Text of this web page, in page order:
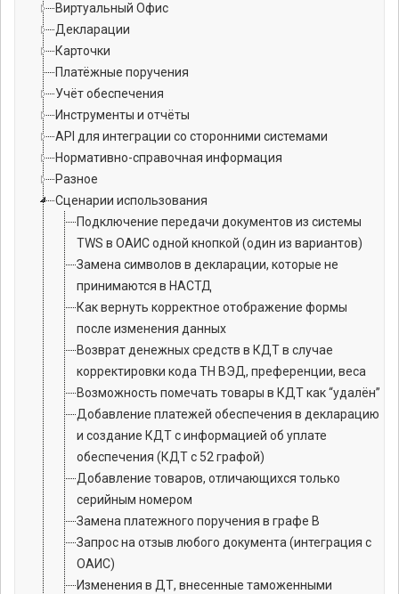
Виртуальный Офис
Декларации
Карточки
Платёжные поручения
Учёт обеспечения
Инструменты и отчёты
API для интеграции со сторонними системами
Нормативно-справочная информация
Разное
Сценарии использования
Подключение передачи документов из системы
TWS в ОАИС одной кнопкой (один из вариантов)
Замена символов в декларации, которые не
принимаются в НАСТД
Как вернуть корректное отображение формы
после изменения данных
Возврат денежных средств в КДТ в случае
корректировки кода ТН ВЭД, преференции, веса
Возможность помечать товары в КДТ как “удалён”
Добавление платежей обеспечения в декларацию
и создание КДТ с информацией об уплате
обеспечения (КДТ с 52 графой)
Добавление товаров, отличающихся только
серийным номером
Замена платежного поручения в графе B
Запрос на отзыв любого документа (интеграция с
ОАИС)
Изменения в ДТ, внесенные таможенными